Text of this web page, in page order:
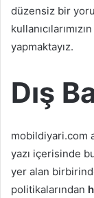
düzensiz bir
yapmaktayız.
Dış
mobildiyari.com
yazı içerisinde
yer alan
politikalarından